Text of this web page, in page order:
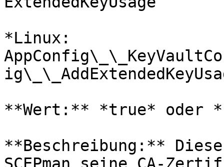
*Linux:
**Wert:** *true* oder
**Beschreibung:**